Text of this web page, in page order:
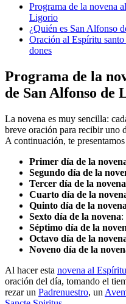
Programa de la novena
Ligorio
¿Quién es San Alfonso
Oración al Espíritu
dones
Programa de la
de San Alfonso de
La novena es muy sencilla:
breve oración para recibir uno
A continuación, te
Primer día de la
Segundo día de la
Tercer día de la novena
Cuarto día de la
Quinto día de la novena
Sexto día de la novena:
Séptimo día de la
Octavo día de la
Noveno día de la
Al hacer esta novena al
oración del día, tomando el
rezar un Padrenuestro, un